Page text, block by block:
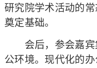
研究院学术活动的
奠定基础。
会后，参会嘉宾
公环境。现代化的